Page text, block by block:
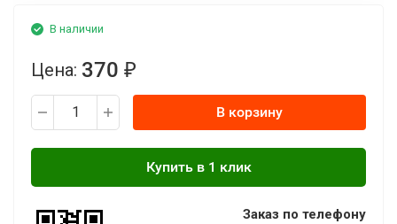
В наличии
Цена: 370 ₽
В корзину
Заказ по телефону